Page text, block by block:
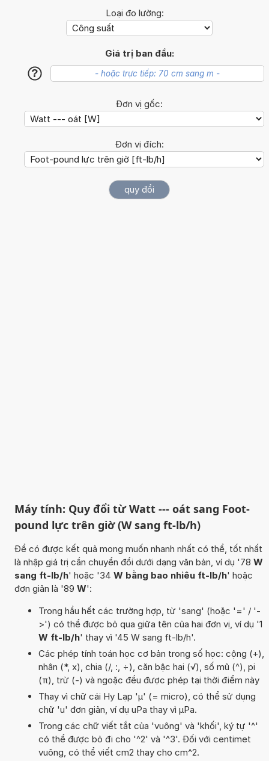
Loại đo lường:
Giá trị ban đầu:
?
Đơn vị gốc:
Đơn vị đích:
Máy tính: Quy đổi từ Watt --- oát sang Foot-
pound lực trên giờ (W sang ft-lb/h)
Để có được kết quả mong muốn nhanh nhất có thể, tốt nhất
là nhập giá trị cần chuyển đổi dưới dạng văn bản, ví dụ '78 W
sang ft-lb/h' hoặc '34 W bằng bao nhiêu ft-lb/h' hoặc
đơn giản là '89 W':
Trong hầu hết các trường hợp, từ 'sang' (hoặc '=' / '-
>') có thể được bỏ qua giữa tên của hai đơn vị, ví dụ '1
W ft-lb/h' thay vì '45 W sang ft-lb/h'.
Các phép tính toán học cơ bản trong số học: cộng (+),
nhân (*, x), chia (/, :, ÷), căn bậc hai (√), số mũ (^), pi
(π), trừ (-) và ngoặc đều được phép tại thời điểm này
Thay vì chữ cái Hy Lạp 'µ' (= micro), có thể sử dụng
chữ 'u' đơn giản, ví dụ uPa thay vì µPa.
Trong các chữ viết tắt của 'vuông' và 'khối', ký tự '^'
có thể được bỏ đi cho '^2' và '^3'. Đối với centimet
vuông, có thể viết cm2 thay cho cm^2.